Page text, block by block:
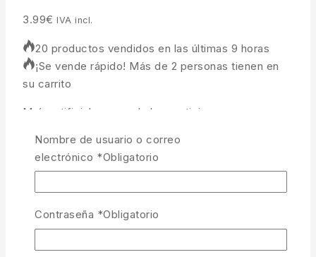
3.99€ IVA incl.
20 productos vendidos en las últimas 9 horas
¡Se vende rápido! Más de 2 personas tienen en
su carrito
Maíz artificial pop up de la prestigiosa marca
1 disponibles
Enterprise Tackle Pop Up Sweeetcorn (Tutti Frutti)
cantidad
AÑADIR AL CARRITO
Nombre de usuario o correo
electrónico *Obligatorio
Contraseña *Obligatorio